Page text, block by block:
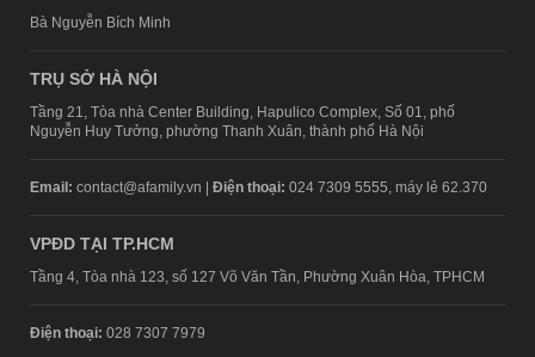
Bà Nguyễn Bích Minh
TRỤ SỞ HÀ NỘI
Tầng 21, Tòa nhà Center Building, Hapulico Complex, Số 01, phố
Nguyễn Huy Tưởng, phường Thanh Xuân, thành phố Hà Nội
Email: contact@afamily.vn | Điện thoại: 024 7309 5555, máy lẻ 62.370
VPĐD TẠI TP.HCM
Tầng 4, Tòa nhà 123, số 127 Võ Văn Tần, Phường Xuân Hòa, TPHCM
Điện thoại: 028 7307 7979